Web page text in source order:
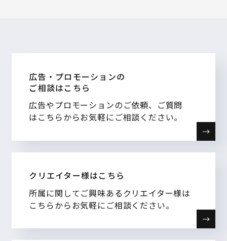
広告・プロモーションの
ご相談はこちら
広告やプロモーションのご依頼、ご質問
はこちらからお気軽にご相談ください。
クリエイター様はこちら
所属に関してご興味あるクリエイター様は
こちらからお気軽にご相談ください。